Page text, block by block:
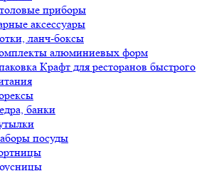
приборы
аксессуары
ланч-боксы
алюминиевых форм
Крафт для ресторанов быстрого
банки
посуды